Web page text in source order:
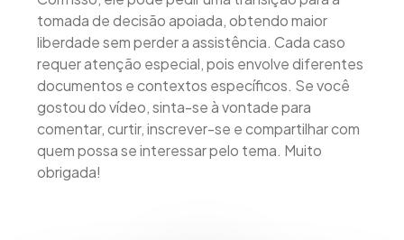
tomada de decisão apoiada, obtendo maior
liberdade sem perder a assistência. Cada caso
requer atenção especial, pois envolve diferentes
documentos e contextos específicos. Se você
gostou do vídeo, sinta-se à vontade para
comentar, curtir, inscrever-se e compartilhar com
quem possa se interessar pelo tema. Muito
obrigada!